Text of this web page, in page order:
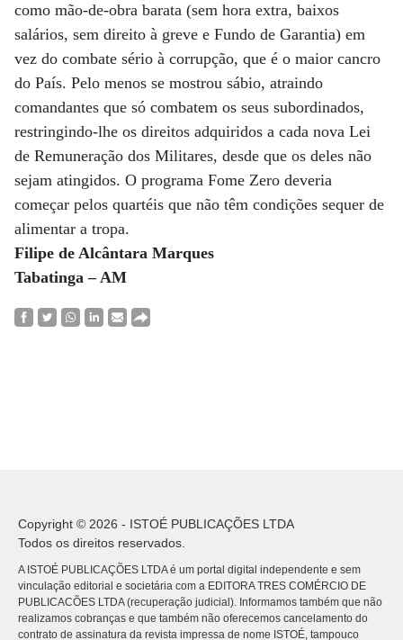
como mão-de-obra barata (sem hora extra, baixos
salários, sem direito à greve e Fundo de Garantia) em
vez do combate sério à corrupção, que é o maior cancro
do País. Pelo menos se mostrou sábio, atraindo
comandantes que só combatem os seus subordinados,
restringindo-lhe os direitos adquiridos a cada nova Lei
de Remuneração dos Militares, desde que os deles não
sejam atingidos. O programa Fome Zero deveria
começar pelos quartéis que não têm condições sequer de
alimentar a tropa.
Filipe de Alcântara Marques
Tabatinga – AM
Copyright © 2026 - ISTOÉ PUBLICAÇÕES LTDA
Todos os direitos reservados.
A ISTOÉ PUBLICAÇÕES LTDA é um portal digital independente e sem
vinculação editorial e societária com a EDITORA TRES COMÉRCIO DE
PUBLICACÕES LTDA (recuperação judicial). Informamos também que não
realizamos cobranças e que também não oferecemos cancelamento do
contrato de assinatura da revista impressa de nome ISTOÉ, tampouco